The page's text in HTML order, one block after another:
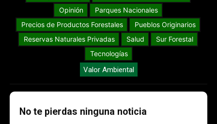
Opinión
Parques Nacionales
Precios de Productos Forestales
Pueblos Originarios
Reservas Naturales Privadas
Salud
Sur Forestal
Tecnologías
Valor Ambiental
No te pierdas ninguna noticia